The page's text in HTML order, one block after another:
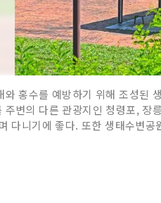
와 홍수를 예방하기 위해 조성된
주변의 다른 관광지인 청령포, 장
다니기에 좋다. 또한 생태수변